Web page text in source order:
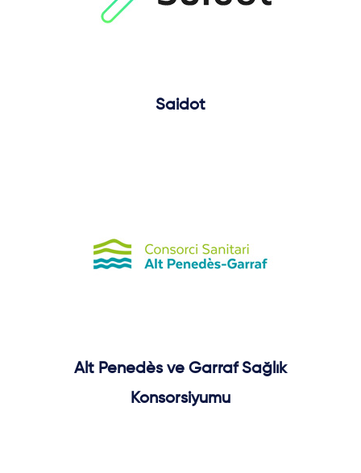
Saidot
Alt Penedès ve Garraf Sağlık
Konsorsiyumu